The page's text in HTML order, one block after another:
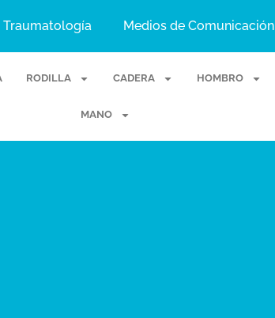
Traumatología Medios de Comunicación
RODILLA CADERA HOMBRO
MANO